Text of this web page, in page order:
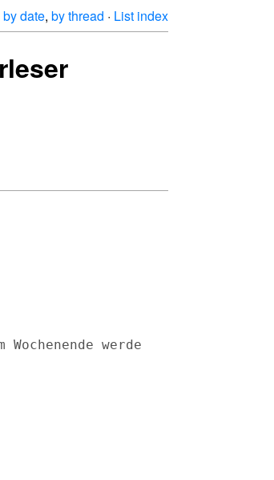
by date, by thread · List index
werde